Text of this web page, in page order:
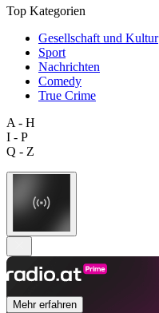
Top Kategorien
Gesellschaft und Kultur
Sport
Nachrichten
Comedy
True Crime
A - H
I - P
Q - Z
Mehr erfahren